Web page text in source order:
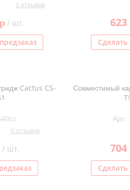
0 отзывов
p/ шт. 623
Сделать
Cactus CS-
0 отзывов
/ шт.
Совместимый
Арт.
704
Сделать